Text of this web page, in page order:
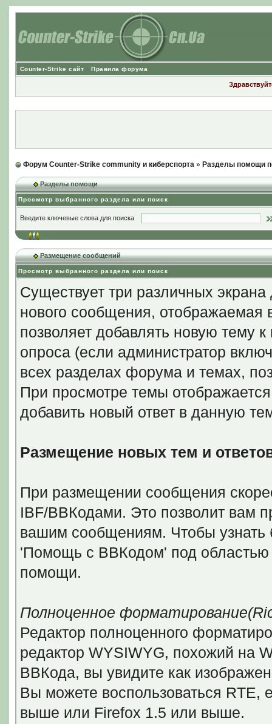
Counter-Strike сайт Правила форума
Форум Counter-Strike community и киберспорта» Разделы помощи
Разделы помощи
Просмотр выбранного раздела или поиск
Введите ключевые слова для поиска
Размещение сообщений
Просмотр выбранного раздела или поиск
Существует три различных
нового сообщения, отображаемая
позволяет добавлять новую тему
опроса (если администратор
всех разделах форума и темах,
При просмотре темы
добавить новый ответ в данную
Размещение новых тем и
При размещении сообщения
IBF/BBКодами. Это позволит вам
вашим сообщениям. Чтобы узнать
'Помощь с BBКодом' под областью
помощи.
Полноценное
Редактор полноценного
редактор WYSIWYG, похожий на
ВВКода, вы увидите как
Вы можете воспользоваться RTE,
выше или Firefox 1.5 или выше.